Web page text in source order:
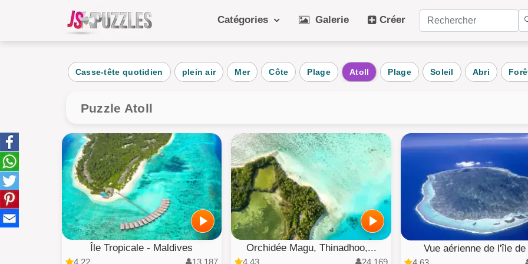
Catégories
Quotidien
Paysage
gâteau
Enfants
Art
Plante
Architecture
Galerie Créer
Casse-tête quotidien plein air Mer Côte Plage Atoll Plage Soleil Abri
Puzzle Atoll
Île Tropicale - Maldives Orchidée Magu, Thinadhoo,... Vue aérienne de l'île de